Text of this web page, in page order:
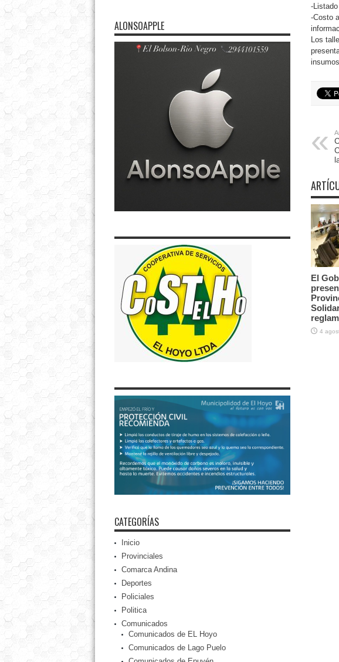
-
-Costo
Los
El
4
ALONSOAPPLE
CATEGORÍAS
Inicio
Provinciales
Comarca Andina
Deportes
Policiales
Politica
Comunicados
Comunicados de EL Hoyo
Comunicados de Lago Puelo